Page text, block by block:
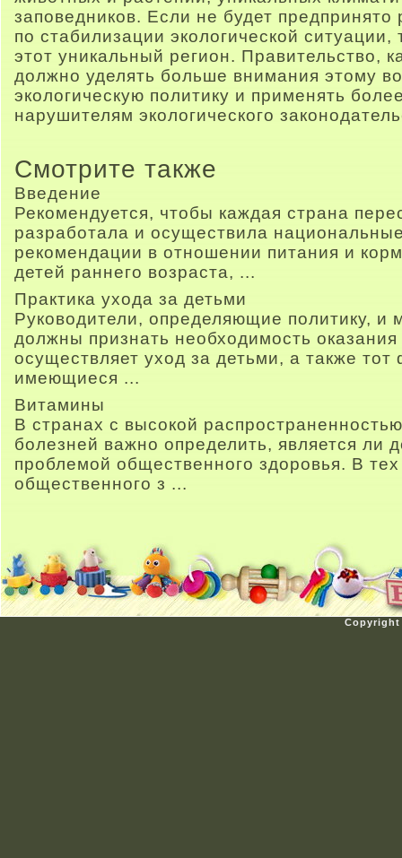
заповедников. Если не будет
по стабилизации экологической
этот уникальный регион. Правительство,
должно уделять больше внимания этому
экологическую политику и применять
нарушителям экологического
Смотрите также
Введение
Рекомендуется, чтобы каждая страна
разработала и осуществила
рекомендации в отношении питания и
детей раннего возраста, ...
Практика ухода за детьми
Руководители, определяющие политику, и
должны признать необходимость
осуществляет уход за детьми, а также тот
имеющиеся ...
Витамины
В странах с высокой
болезней важно определить, является ли
проблемой общественного здоровья. В
общественного з ...